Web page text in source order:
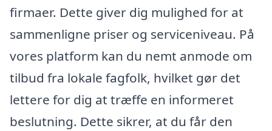
firmaer. Dette giver dig mulighed for at
sammenligne priser og serviceniveau. På
vores platform kan du nemt anmode om
tilbud fra lokale fagfolk, hvilket gør det
lettere for dig at træffe en informeret
beslutning. Dette sikrer, at du får den